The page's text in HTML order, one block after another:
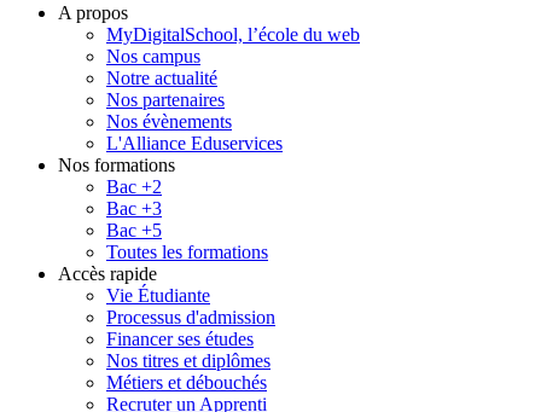
A propos
MyDigitalSchool, l’école du web
Nos campus
Notre actualité
Nos partenaires
Nos évènements
L'Alliance Eduservices
Nos formations
Bac +2
Bac +3
Bac +5
Toutes les formations
Accès rapide
Vie Étudiante
Processus d'admission
Financer ses études
Nos titres et diplômes
Métiers et débouchés
Recruter un Apprenti